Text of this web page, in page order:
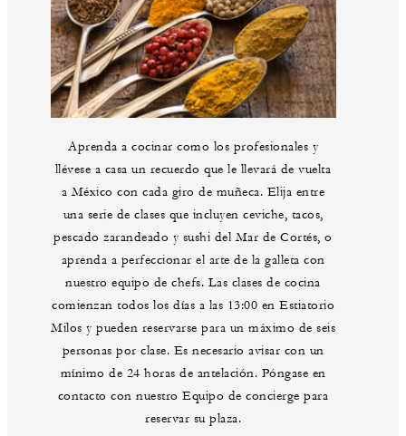
Aprenda a cocinar como los profesionales y
llévese a casa un recuerdo que le llevará de vuelta
a México con cada giro de muñeca. Elija entre
una serie de clases que incluyen ceviche, tacos,
pescado zarandeado y sushi del Mar de Cortés, o
aprenda a perfeccionar el arte de la galleta con
nuestro equipo de chefs. Las clases de cocina
comienzan todos los días a las 13:00 en Estiatorio
Milos y pueden reservarse para un máximo de seis
personas por clase. Es necesario avisar con un
mínimo de 24 horas de antelación. Póngase en
contacto con nuestro Equipo de concierge para
reservar su plaza.